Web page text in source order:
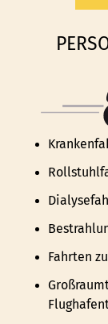
Fahrten